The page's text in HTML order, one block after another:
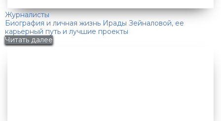
Журналисты
Биография и личная жизнь Ирады Зейналовой, ее
карьерный путь и лучшие проекты
Читать далее